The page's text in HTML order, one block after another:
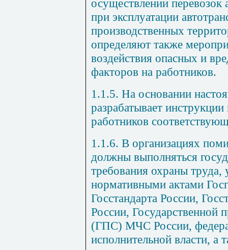
осуществлении
при эксплуатации
производственных
определяют также
воздействия опасных и
факторов на работников.
1.1.5. На основании
разрабатывает
работников
1.1.6. В организациях
должны выполняться
требования охраны труда,
нормативными актами
Госстандарта России,
России, Государственной
(ГПС) МЧС России,
исполнительной власти, а